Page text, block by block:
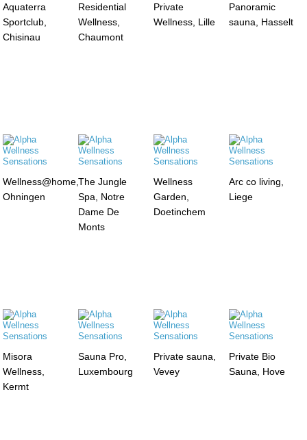
Aquaterra
Sportclub,
Chisinau
Residential
Wellness,
Chaumont
Private
Wellness, Lille
Panoramic
sauna, Hasselt
Wellness@home,
Ohningen
The Jungle
Spa, Notre
Dame De
Monts
Wellness
Garden,
Doetinchem
Arc co living,
Liege
Misora
Wellness,
Kermt
Sauna Pro,
Luxembourg
Private sauna,
Vevey
Private Bio
Sauna, Hove